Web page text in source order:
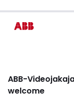
ABB-
welcome